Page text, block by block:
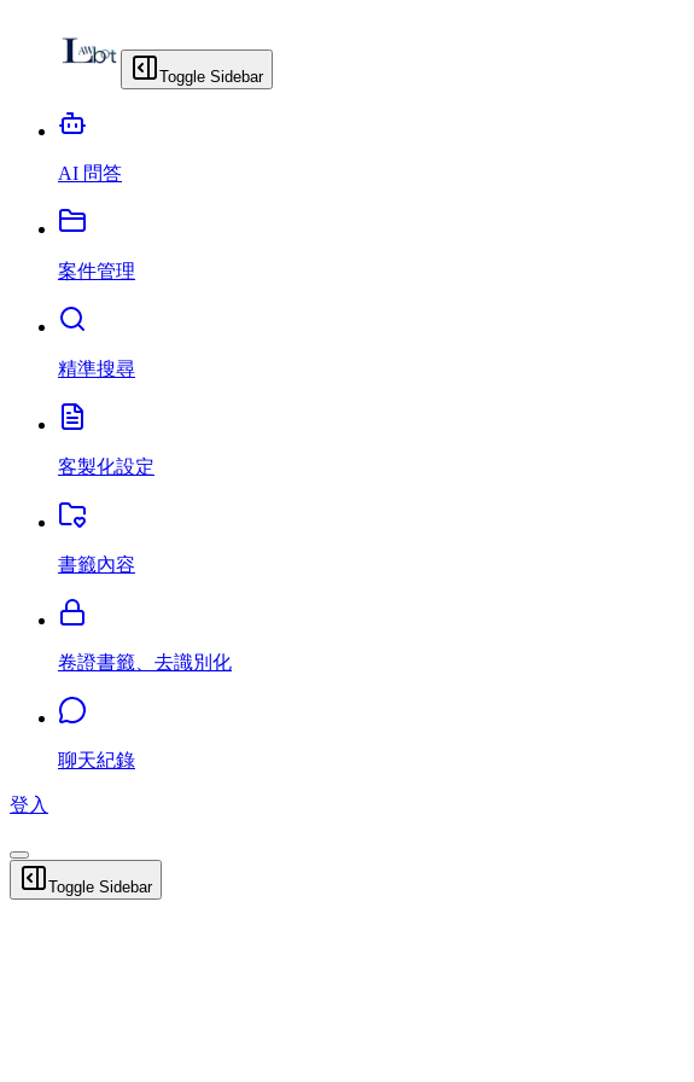
Toggle Sidebar
AI 問答
案件管理
精準搜尋
客製化設定
書籤內容
卷證書籤、去識別化
聊天紀錄
登入
Toggle Sidebar